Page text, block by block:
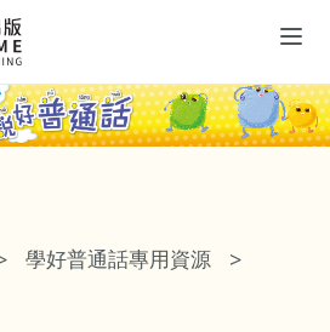
學好普通話專用資源 >